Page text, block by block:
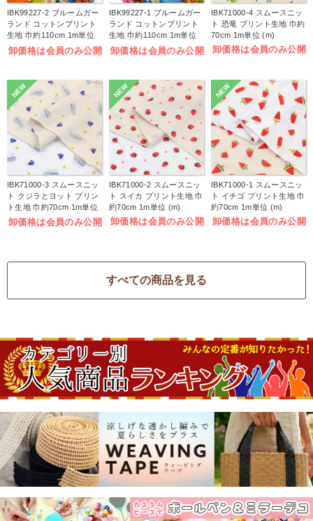
IBK99227-2 ブルームガー
ランド コットンプリント
生地 巾約110cm 1m単位
(m)
卸価格は会員のみ公開
IBK99227-1 ブルームガー
ランド コットンプリント
生地 巾約110cm 1m単位
(m)
卸価格は会員のみ公開
IBK71000-4 スムースニッ
ト 恐竜 プリント生地 巾約
70cm 1m単位 (m)
卸価格は会員のみ公開
NEW
IBK71000-3 スムースニッ
ト クジラとヨット プリン
ト生地 巾約70cm 1m単位
(m)
卸価格は会員のみ公開
NEW
IBK71000-2 スムースニッ
ト スイカ プリント生地 巾
約70cm 1m単位 (m)
卸価格は会員のみ公開
NEW
IBK71000-1 スムースニッ
ト イチゴ プリント生地 巾
約70cm 1m単位 (m)
卸価格は会員のみ公開
すべての商品を見る